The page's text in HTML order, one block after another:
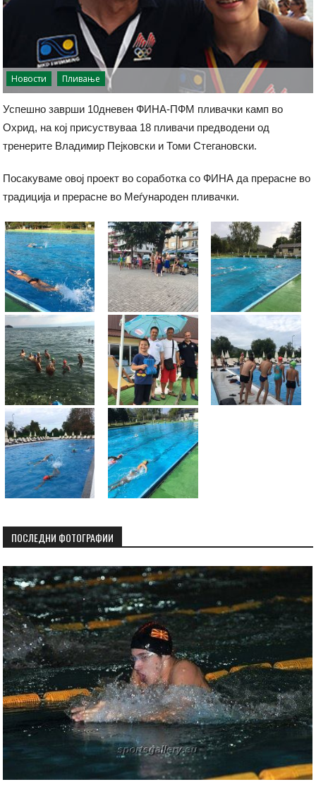
Новости Пливање
Успешно заврши 10дневен ФИНА-ПФМ пливачки камп во
Охрид, на кој присуствуваа 18 пливачи предводени од
тренерите Владимир Пејковски и Томи Стегановски.
Посакуваме овој проект во соработка со ФИНА да прерасне во
традиција и прерасне во Меѓународен пливачки.
ПОСЛЕДНИ ФОТОГРАФИИ